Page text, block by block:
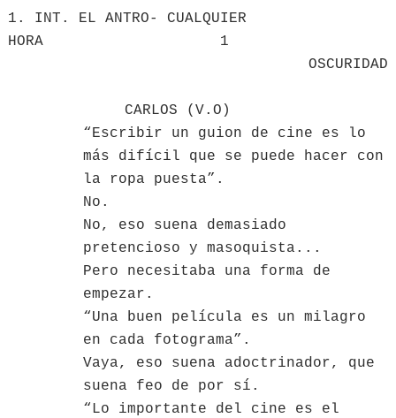
1. INT. EL ANTRO- CUALQUIER
HORA 1
OSCURIDAD
CARLOS (V.O)
“Escribir un guion de cine es lo
más difícil que se puede hacer con
la ropa puesta”.
No.
No, eso suena demasiado
pretencioso y masoquista...
Pero necesitaba una forma de
empezar.
“Una buen película es un milagro
en cada fotograma”.
Vaya, eso suena adoctrinador, que
suena feo de por sí.
“Lo importante del cine es el